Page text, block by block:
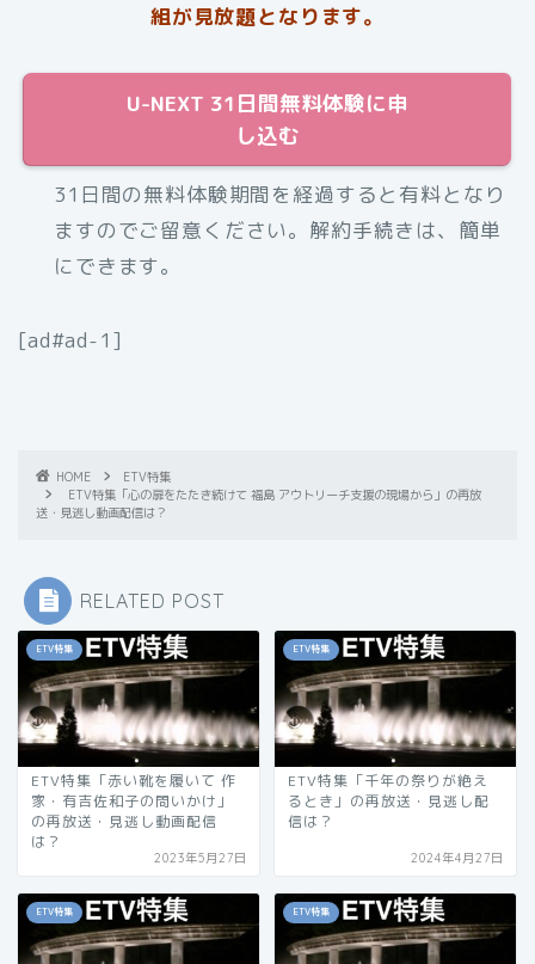
組が見放題となります。
U-NEXT 31日間無料体験に申
し込む
31日間の無料体験期間を経過すると有料となり
ますのでご留意ください。解約手続きは、簡単
にできます。
[ad#ad-1]
HOME
ETV特集
ETV特集「心の扉をたたき続けて 福島 アウトリーチ支援の現場から」の再放
送・見逃し動画配信は？
RELATED POST
ETV特集
ETV特集「赤い靴を履いて 作
家・有吉佐和子の問いかけ」
の再放送・見逃し動画配信
は？
2023年5月27日
ETV特集
ETV特集「千年の祭りが絶え
るとき」の再放送・見逃し配
信は？
2024年4月27日
ETV特集 ETV特集